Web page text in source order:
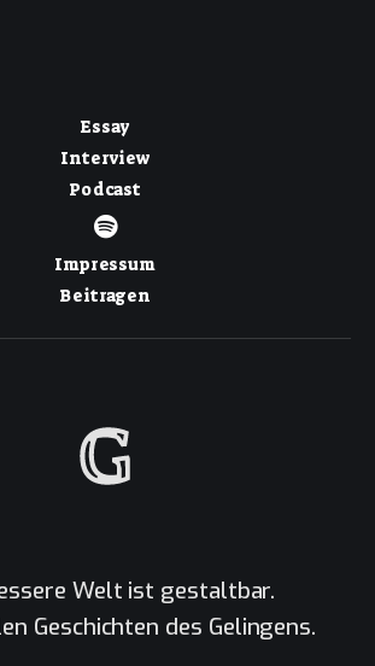
Essay
Interview
Podcast
Impressum
Beitragen
Welt ist gestaltbar.